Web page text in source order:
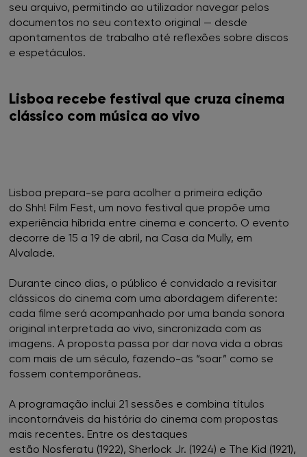
seu arquivo, permitindo ao utilizador navegar pelos
documentos no seu contexto original — desde
apontamentos de trabalho até reflexões sobre discos
e espetáculos.
Lisboa recebe festival que cruza cinema
clássico com música ao vivo
Lisboa prepara-se para acolher a primeira edição
do Shh! Film Fest, um novo festival que propõe uma
experiência híbrida entre cinema e concerto. O evento
decorre de 15 a 19 de abril, na Casa da Mully, em
Alvalade.
Durante cinco dias, o público é convidado a revisitar
clássicos do cinema com uma abordagem diferente:
cada filme será acompanhado por uma banda sonora
original interpretada ao vivo, sincronizada com as
imagens. A proposta passa por dar nova vida a obras
com mais de um século, fazendo-as “soar” como se
fossem contemporâneas.
A programação inclui 21 sessões e combina títulos
incontornáveis da história do cinema com propostas
mais recentes. Entre os destaques
estão Nosferatu (1922), Sherlock Jr. (1924) e The Kid (1921),